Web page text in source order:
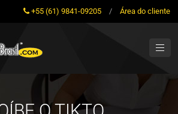
+55 (61) 9841-09205 / Área do cliente